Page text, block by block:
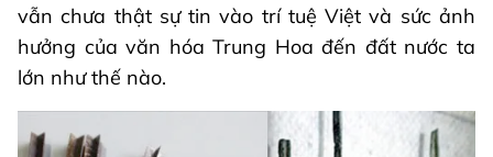
vẫn chưa thật sự tin vào trí tuệ Việt và sức ảnh
hưởng của văn hóa Trung Hoa đến đất nước ta
lớn như thế nào.